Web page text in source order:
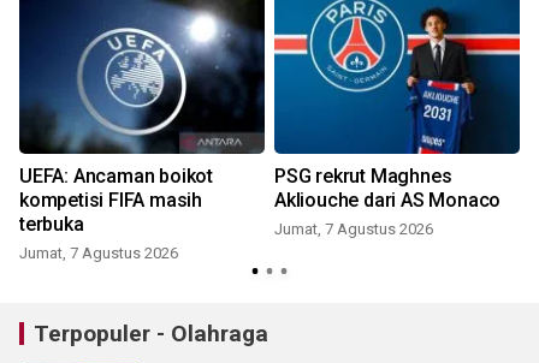
UEFA: Ancaman boikot
kompetisi FIFA masih
terbuka
Jumat, 7 Agustus 2026
PSG rekrut Maghnes
Akliouche dari AS Monaco
Jumat, 7 Agustus 2026
Terpopuler - Olahraga